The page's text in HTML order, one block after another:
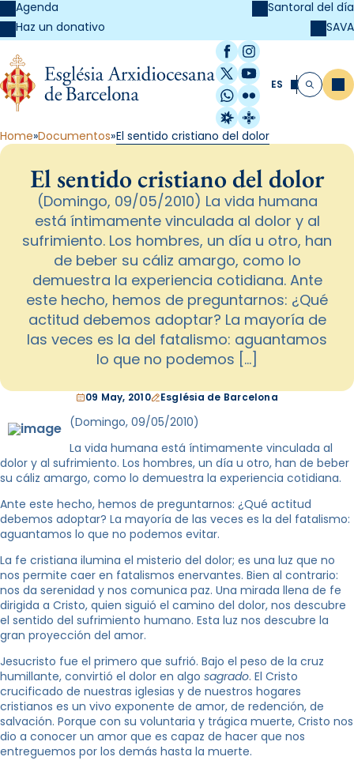
Agenda
Haz un donativo
Santoral del día
SAVA
Facebook
Instagram
X / Twitter
YouTube
WhatsApp
Flickr
Radio Estel
Catalunya
ES Buscar
Home Documentos El sentido cristiano del dolor
El sentido cristiano del dolor
(Domingo, 09/05/2010) La vida humana
está íntimamente vinculada al dolor y al
sufrimiento. Los hombres, un día u otro, han
de beber su cáliz amargo, como lo
demuestra la experiencia cotidiana. Ante
este hecho, hemos de preguntarnos: ¿Qué
actitud debemos adoptar? La mayoría de
las veces es la del fatalismo: aguantamos
lo que no podemos […]
09 May, 2010 Església de Barcelona
(Domingo, 09/05/2010)
La vida humana está íntimamente vinculada al
dolor y al sufrimiento. Los hombres, un día u otro, han de beber
su cáliz amargo, como lo demuestra la experiencia cotidiana.
Ante este hecho, hemos de preguntarnos: ¿Qué actitud
debemos adoptar? La mayoría de las veces es la del fatalismo:
aguantamos lo que no podemos evitar.
La fe cristiana ilumina el misterio del dolor; es una luz que no
nos permite caer en fatalismos enervantes. Bien al contrario:
nos da serenidad y nos comunica paz. Una mirada llena de fe
dirigida a Cristo, quien siguió el camino del dolor, nos descubre
el sentido del sufrimiento humano. Esta luz nos descubre la
gran proyección del amor.
Jesucristo fue el primero que sufrió. Bajo el peso de la cruz
humillante, convirtió el dolor en algo sagrado. El Cristo
crucificado de nuestras iglesias y de nuestros hogares
cristianos es un vivo exponente de amor, de redención, de
salvación. Porque con su voluntaria y trágica muerte, Cristo nos
dio a conocer un amor que es capaz de hacer que nos
entreguemos por los demás hasta la muerte.